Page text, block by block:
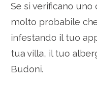
Se si verificano
molto probabile
infestando il tuo
tua villa, il tuo
Budoni.